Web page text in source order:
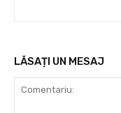
LĂSAȚI UN MESAJ